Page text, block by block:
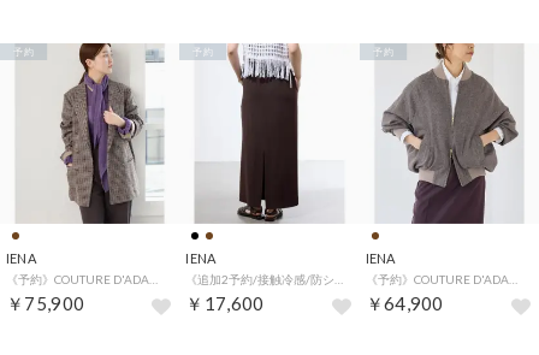
IENA
￥75,900
予約
IENA
￥17,600
予約
IENA
￥64,900
予約